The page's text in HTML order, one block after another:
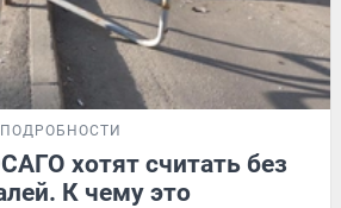
ПОДРОБНОСТИ
хотят считать без
К чему это